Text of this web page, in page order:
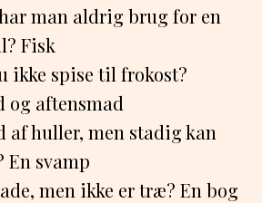
man aldrig brug for en
Fisk
ikke spise til frokost?
og aftensmad
af huller, men stadig kan
En svamp
men ikke er træ? En bog